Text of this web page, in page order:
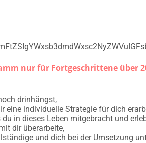
nur für Fortgeschrittene über
drinhängst,
eine individuelle Strategie für dich
in dieses Leben mitgebracht und
dir überarbeite,
und dich bei der Umsetzung